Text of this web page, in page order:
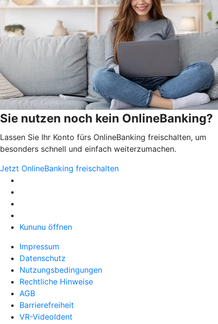
Sie nutzen noch kein OnlineBanking?
Lassen Sie Ihr Konto fürs OnlineBanking freischalten, um
besonders schnell und einfach weiterzumachen.
Jetzt OnlineBanking freischalten
Kununu öffnen
Impressum
Datenschutz
Nutzungsbedingungen
Rechtliche Hinweise
AGB
Barrierefreiheit
VR-VideoIdent